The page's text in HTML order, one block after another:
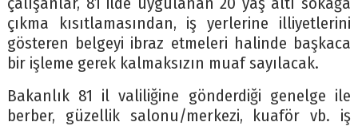
çıkma kısıtlamasından, iş yerlerine illiyetlerini
gösteren belgeyi ibraz etmeleri halinde başkaca
bir işleme gerek kalmaksızın muaf sayılacak.
Bakanlık 81 il valiliğine gönderdiği genelge ile
berber, güzellik salonu/merkezi, kuaför vb. iş